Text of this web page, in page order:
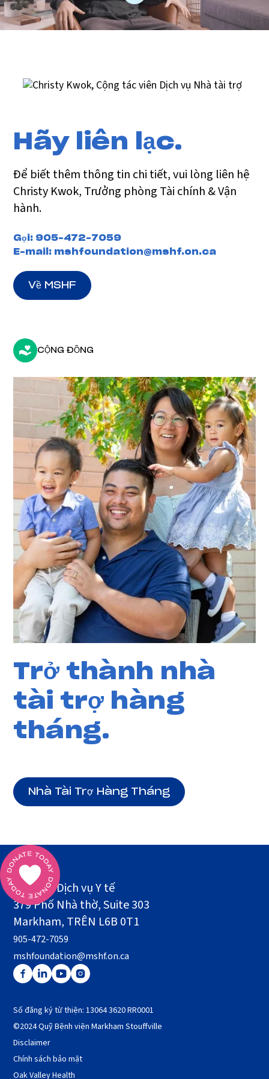
theo tiêu chuẩn chăm sóc cao để cung cấp cho
cộng đồng của chúng tôi.
Hãy liên lạc.
Để biết thêm thông tin chi tiết, vui lòng liên hệ
Christy Kwok, Trưởng phòng Tài chính & Vận
hành.
Gọi: 905-472-7059
E-mail: mshfoundation@mshf.on.ca
Về MSHF
CỘNG ĐỒNG
Trở thành nhà
tài trợ hàng
tháng.
Nhà Tài Trợ Hàng Tháng
Quỹ MSH
Tòa nhà Dịch vụ Y tế
379 Phố Nhà thờ, Suite 303
Markham, TRÊN L6B 0T1
905-472-7059
mshfoundation@mshf.on.ca
Số đăng ký từ thiện: 13064 3620 RR0001
©2024 Quỹ Bệnh viện Markham Stouffville
Disclaimer
Chính sách bảo mật
Oak Valley Health